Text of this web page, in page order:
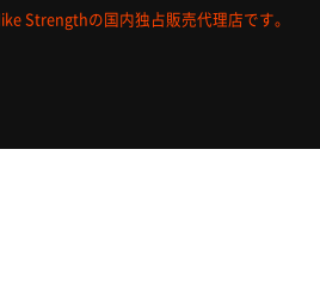
Strengthの国内独占販売代理店です。